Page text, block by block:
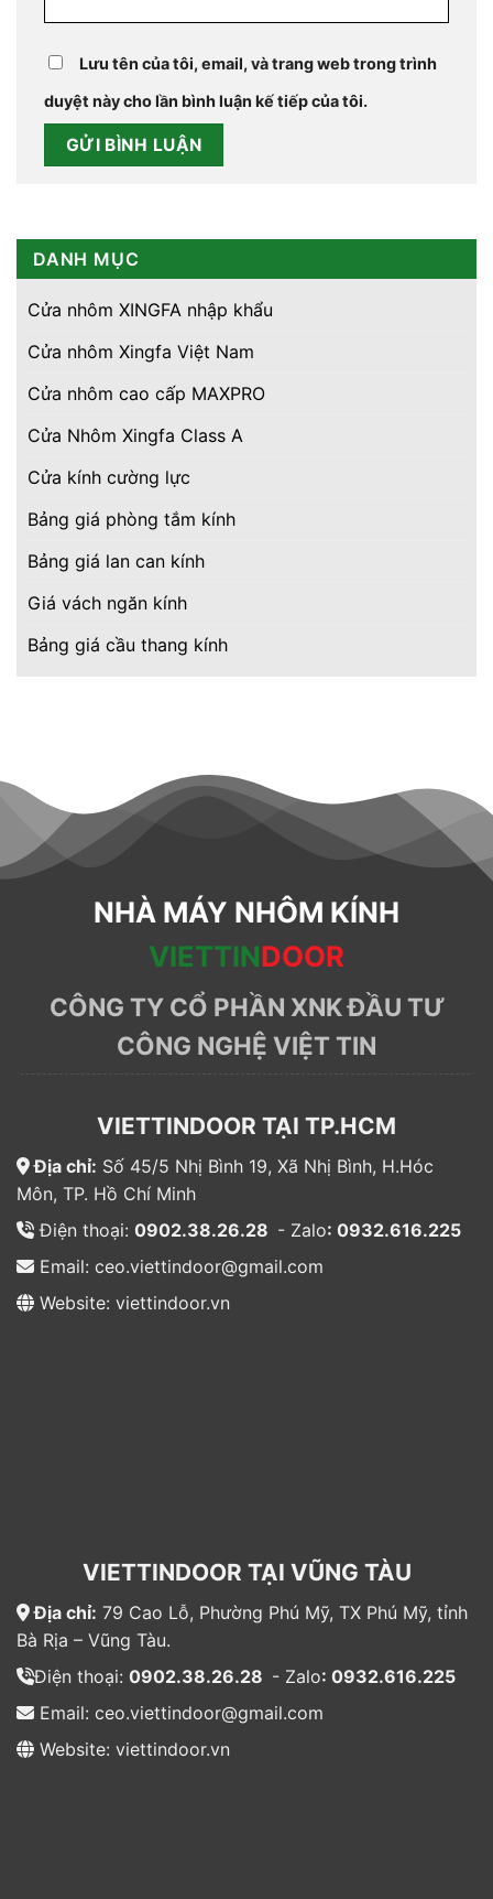
DANH MỤC
Cửa nhôm XINGFA nhập khẩu
Cửa nhôm Xingfa Việt Nam
Cửa nhôm cao cấp MAXPRO
Cửa Nhôm Xingfa Class A
Cửa kính cường lực
Bảng giá phòng tắm kính
Bảng giá lan can kính
Giá vách ngăn kính
Bảng giá cầu thang kính
Lưu tên của tôi, email, và trang web trong trình
duyệt này cho lần bình luận kế tiếp của tôi.
NHÀ MÁY NHÔM KÍNH
VIETTINDOOR
CÔNG TY CỔ PHẦN XNK ĐẦU TƯ
CÔNG NGHỆ VIỆT TIN
VIETTINDOOR TẠI TP.HCM
Địa chỉ: Số 45/5 Nhị Bình 19, Xã Nhị Bình, H.Hóc
Môn, TP. Hồ Chí Minh
Điện thoại: 0902.38.26.28 - Zalo: 0932.616.225
Email: ceo.viettindoor@gmail.com
Website: viettindoor.vn
VIETTINDOOR TẠI VŨNG TÀU
Địa chỉ: 79 Cao Lỗ, Phường Phú Mỹ, TX Phú Mỹ, tỉnh
Bà Rịa – Vũng Tàu.
Điện thoại: 0902.38.26.28 - Zalo: 0932.616.225
Email: ceo.viettindoor@gmail.com
Website: viettindoor.vn